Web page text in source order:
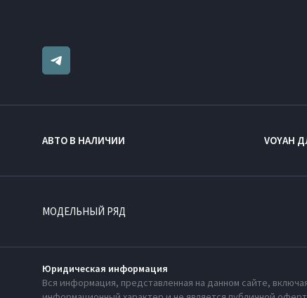
АВТО В НАЛИЧИИ VOYAH
МОДЕЛЬНЫЙ РЯД
Юридическая информация
Вся информация, представленная на данном сайте,